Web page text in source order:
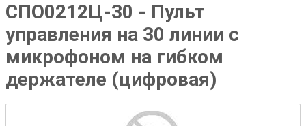
СПО0212Ц-30 - Пульт
управления на 30 линии с
микрофоном на гибком
держателе (цифровая)